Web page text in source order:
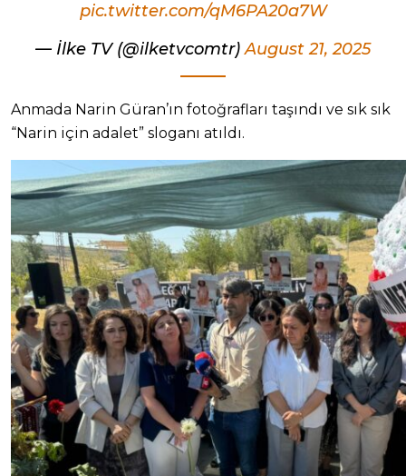
pic.twitter.com/qM6PA20a7W
— İlke TV (@ilketvcomtr)August 21, 2025
Anmada Narin Güran’ın fotoğrafları taşındı ve sık sık
“Narin için adalet” sloganı atıldı.